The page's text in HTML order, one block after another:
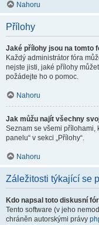
Nahoru
Přílohy
Jaké přílohy jsou na tomto
Každý administrátor fóra
nejste jisti, jaké přílohy
požádejte ho o pomoc.
Nahoru
Jak můžu najít všechny
Seznam se všemi přílohami,
panelu“ v sekci „Přílohy“.
Nahoru
Záležitosti týkající se
Kdo napsal toto diskusní
Tento software (v jeho
chráněn autorskými právy